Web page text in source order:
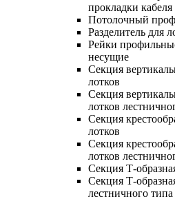
прокладки кабеля
Потолочный
Разделитель для
Рейки
несущие
Секция
лотков
Секция
лотков
Секция
лотков
Секция
лотков
Секция Т-
Секция Т-
лестничного типа